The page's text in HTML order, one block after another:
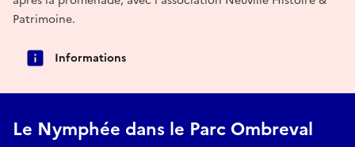
Patrimoine.
Informations
Le Nymphée dans le Parc Ombreval